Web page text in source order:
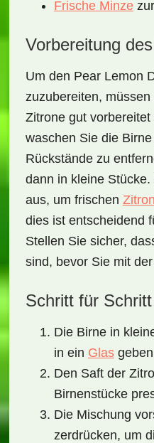
Frische Minzezur
Vorbereitung
Um den Pear Lemon
zuzubereiten,
Zitrone gut
waschen Sie die
Rückstände zu
dann in kleine
aus, um frischen
dies ist entscheidend
Stellen Sie sicher,
sind, bevor Sie mit
Schritt für
Die Birne in
in ein Glas
Den Saft der
Birnenstücke
Die Mischung
zerdrücken, um